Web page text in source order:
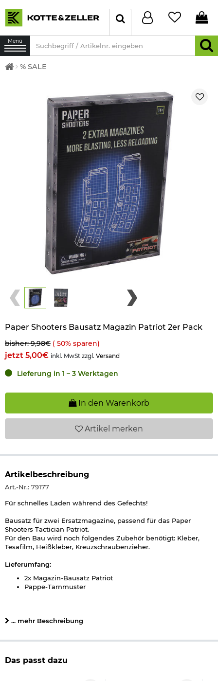
Menü
% SALE
Paper Shooters Bausatz Magazin Patriot 2er Pack
bisher: 9,98€ ( 50% sparen)
jetzt 5,00€ inkl. MwSt zzgl. Versand
Lieferung in 1 – 3 Werktagen
In den Warenkorb
Artikel merken
Artikelbeschreibung
Art.-Nr.: 79177
Für schnelles Laden während des Gefechts!
Bausatz für zwei Ersatzmagazine, passend für das Paper
Shooters Tactician Patriot.
Für den Bau wird noch folgendes Zubehör benötigt: Kleber,
Tesafilm, Heißkleber, Kreuzschraubenzieher.
Lieferumfang:
2x Magazin-Bausatz Patriot
Pappe-Tarnmuster
Geeignet für: Tactician Patriot
Kapazität: 6 Schuss (pro Magazin)
Material: Kunststoff / Pappe
... mehr Beschreibung
Das passt dazu